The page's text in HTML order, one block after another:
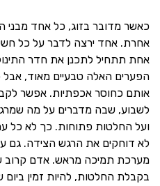
כאשר מדובר בזוג, כל אחד מבני
אחרת. אחד ירצה לדבר על כל
אחת תתחיל לתכנן את חדר
הפערים האלה טבעיים מאוד,
אותם כחוסר אכפתיות. אפשר
לשבוע, שבה מדברים על מה
ועל החלטות פתוחות. כך לא כל
לא דוחקים את הרגש הצידה. גם
מערכת תמיכה מראש. אדם קרוב
בקבלת החלטות, להיות זמין